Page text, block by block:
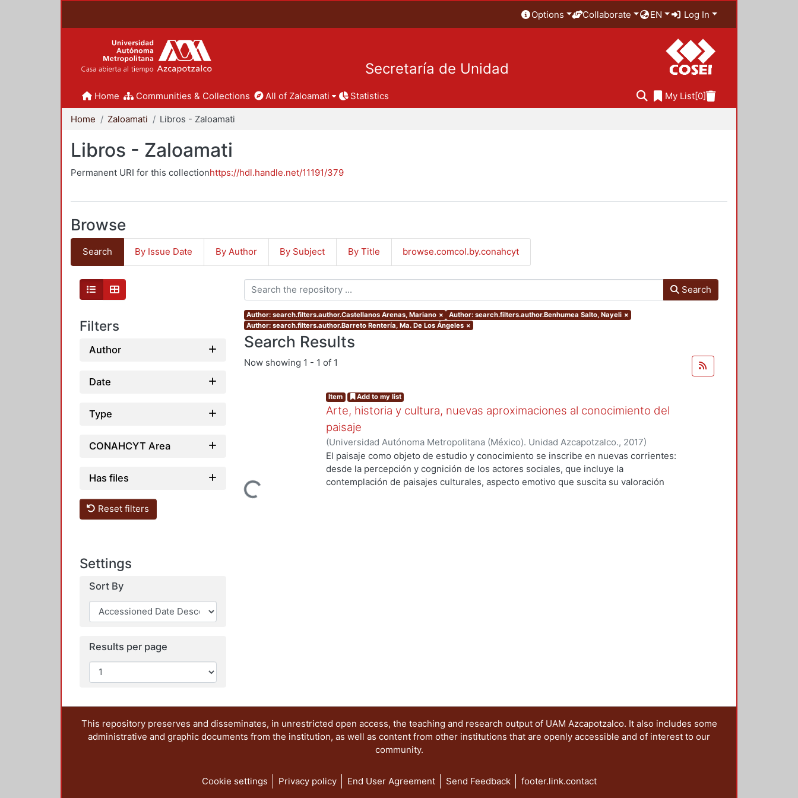
Options Collaborate EN Log In
Secretaría de Unidad
Home Communities & Collections All of Zaloamati Statistics My List[0]
Home Zaloamati Libros - Zaloamati
Libros - Zaloamati
Permanent URI for this collectionhttps://hdl.handle.net/11191/379
Browse
Search By Issue Date By Author By Subject By Title browse.comcol.by.conahcyt
Filters
Author
Date
Type
CONAHCYT Area
Has files
Reset filters
Settings
Sort By
Results per page
Search
Author: search.filters.author.Castellanos Arenas, Mariano × Author: search.filters.author.Benhumea Salto, Nayeli ×
Author: search.filters.author.Barreto Rentería, Ma. De Los Ángeles ×
Search Results
Now showing 1 - 1 of 1
Loading...
Item Add to my list
Arte, historia y cultura, nuevas aproximaciones al conocimiento del
paisaje
(Universidad Autónoma Metropolitana (México). Unidad Azcapotzalco., 2017)
Martínez Sánchez, Félix Alfonso;Hinojosa De La Garza, Karla María;Alonso-
Navarrete, Armando;Quirarte Castañeda, Vicente;Larrucea Garritz, Amaya
Bertruy, Ramona Isabel;Clavé Almeida, Manuel Martín; Tito Rojo, Jose ;Casares
El paisaje como objeto de estudio y conocimiento se inscribe en nuevas corrientes:
desde la percepción y cognición de los actores sociales, que incluye la
contemplación de paisajes culturales, aspecto emotivo que suscita su valoración
This repository preserves and disseminates, in unrestricted open access, the teaching and research output of UAM Azcapotzalco. It also includes some
administrative and graphic documents from the institution, as well as content from other institutions that are openly accessible and of interest to our
community.
Cookie settings Privacy policy End User Agreement Send Feedback footer.link.contact